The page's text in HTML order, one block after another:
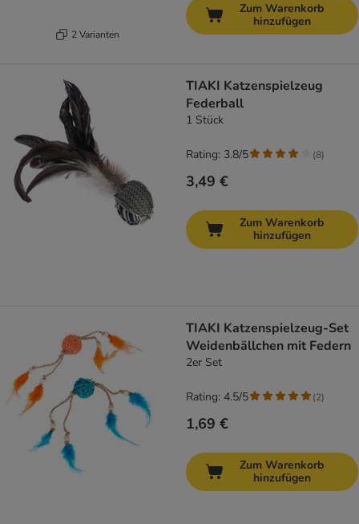
2 Varianten
Zum Warenkorb
hinzufügen
TIAKI Katzenspielzeug
Federball
1 Stück
3,49 €
Rating: 3.8/5 (8)
Zum Warenkorb
hinzufügen
TIAKI Katzenspielzeug-Set
Weidenbällchen mit Federn
2er Set
1,69 €
Rating: 4.5/5 (2)
Zum Warenkorb
hinzufügen